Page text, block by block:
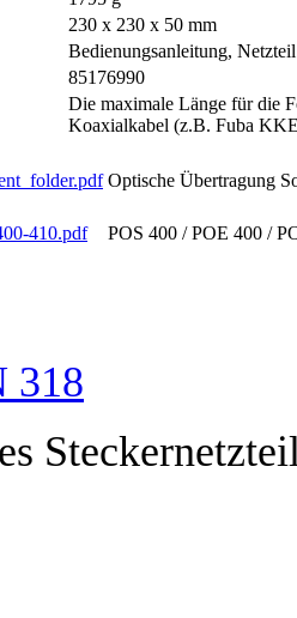
230 x 230 x 50 mm
Bedienungsanleitung,
85176990
Die maximale Länge für die
Koaxialkabel (z.B. Fuba
Optische Übertragung
410.pdf
POS 400 / POE 400 /
318